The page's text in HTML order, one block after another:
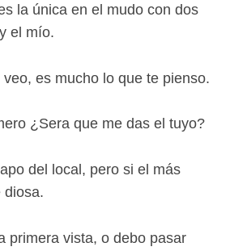
la única en el mudo con dos
el mío.
es mucho lo que te pienso.
¿Sera que me das el tuyo?
del local, pero si el más
diosa.
primera vista, o debo pasar